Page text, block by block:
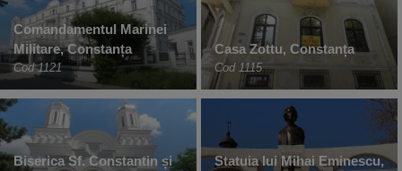
Comandamentul Marinei
Militare, Constanța
Cod 1121
Casa Zottu, Constanța
Cod 1115
Biserica Sf. Constantin și
Statuia lui Mihai Eminescu,